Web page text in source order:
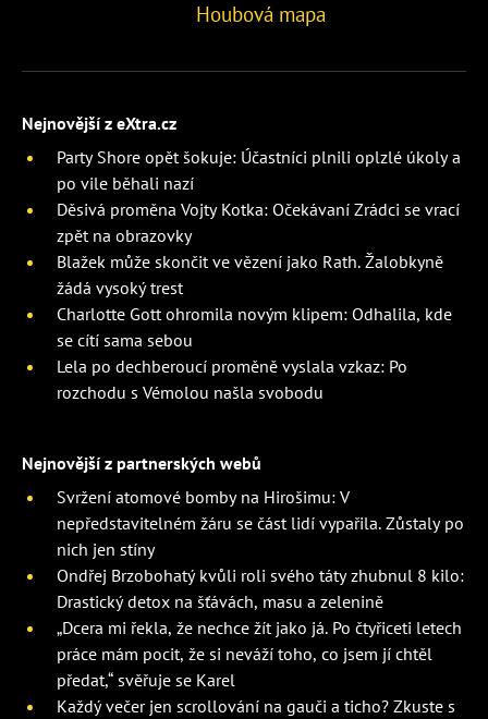
Houbová mapa
Nejnovější z eXtra.cz
Party Shore opět šokuje: Účastníci plnili oplzlé úkoly a
po vile běhali nazí
Děsivá proměna Vojty Kotka: Očekávaní Zrádci se vrací
zpět na obrazovky
Blažek může skončit ve vězení jako Rath. Žalobkyně
žádá vysoký trest
Charlotte Gott ohromila novým klipem: Odhalila, kde
se cítí sama sebou
Lela po dechberoucí proměně vyslala vzkaz: Po
rozchodu s Vémolou našla svobodu
Nejnovější z partnerských webů
Svržení atomové bomby na Hirošimu: V
nepředstavitelném žáru se část lidí vypařila. Zůstaly po
nich jen stíny
Ondřej Brzobohatý kvůli roli svého táty zhubnul 8 kilo:
Drastický detox na šťávách, masu a zelenině
„Dcera mi řekla, že nechce žít jako já. Po čtyřiceti letech
práce mám pocit, že si neváží toho, co jsem jí chtěl
předat,“ svěřuje se Karel
Každý večer jen scrollování na gauči a ticho? Zkuste s